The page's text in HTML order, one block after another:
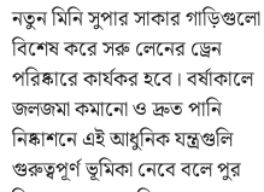
নতুন মিনি সুপার সাকার গাড়িগুলো
বিশেষ করে সরু লেনের ড্রেন
পরিষ্কারে কার্যকর হবে। বর্ষাকালে
জলজমা কমানো ও দ্রুত পানি
নিষ্কাশনে এই আধুনিক যন্ত্রগুলি
গুরুত্বপূর্ণ ভূমিকা নেবে বলে পুর